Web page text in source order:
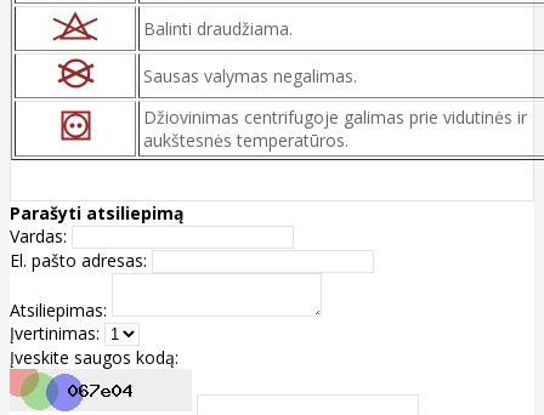
Balinti draudžiama.
Sausas valymas negalimas.
Džiovinimas centrifugoje galimas prie vidutinės ir
aukštesnės temperatūros.
Parašyti atsiliepimą
Vardas:
El. pašto adresas:
Atsiliepimas:
Įvertinimas:
Įveskite saugos kodą: